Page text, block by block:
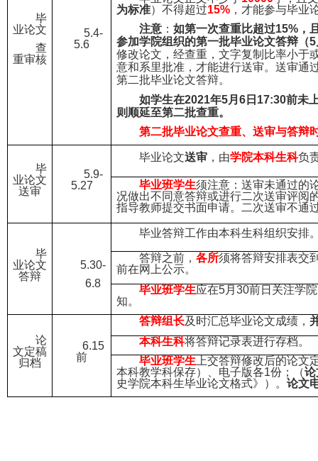
毕
业论文
查
重审核
5.4-
5.6
为标准）不得超过15% ，才能参与毕业
注意 ： 如第一次查重比超过15%，
参加学院组织的第一批毕业论文答辩（
修改论文，经查重，文字复制比率小于
意和系里批准，才能进行送审。送审通
第二批毕业论文答辩。
如学生在2021年5月6日17:30前未
则顺延至第二批查重。
第二批毕业论文查重、送审与答辩
毕
业论文
送审
5.9-
5.27
毕业论文送审 ，由学院本科生科负
毕业班学生须注意：送审未通过的
况做出不同意答辩或进行二次送审评阅
指导教师提交书面申请。二次送审不通
毕
业论文
答辩
5.30-
6.8
毕业答辩工作由本科生科组织安排
答辩之前， 各所须将答辩安排表交
前在网上公示。
毕业班学生应在5月30前日关注学
知。
论
文定稿
归档
6.15
前
答辩组长及时汇总毕业论文成绩，
本科生科将答辩记录表进行存档。
毕业班学生 上交答辩修改后的论文
本科教学科保存）、电子版各1份；（论
史学院本科生毕业论文格式》）。 论文